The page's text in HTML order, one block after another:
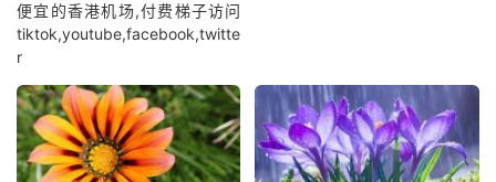
便宜的香港机场,付费梯子访问
tiktok,youtube,facebook,twitte
r